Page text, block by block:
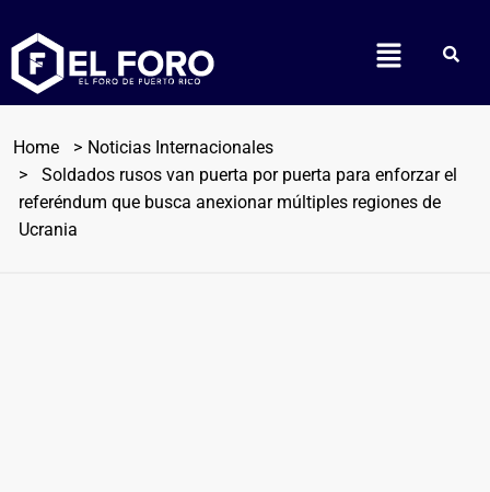
Home
Noticias Internacionales
Soldados rusos van puerta por puerta para enforzar el
referéndum que busca anexionar múltiples regiones de
Ucrania